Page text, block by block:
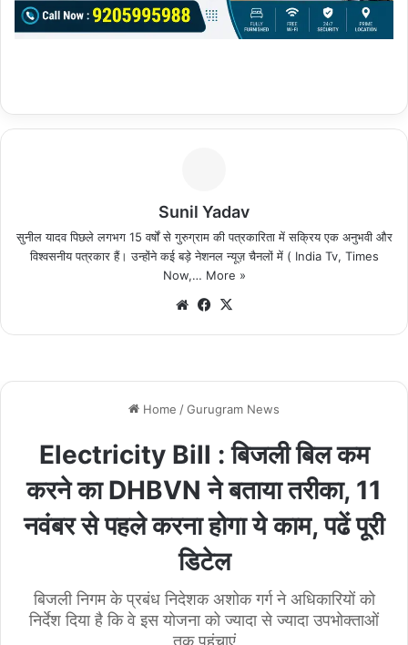
Sunil Yadav
सुनील यादव पिछले लगभग 15 वर्षों से गुरुग्राम की पत्रकारिता में सक्रिय एक अनुभवी और
विश्वसनीय पत्रकार हैं। उन्होंने कई बड़े नेशनल न्यूज़ चैनलों में ( India Tv, Times
Now,… More »
We Fa